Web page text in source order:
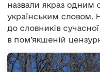
назвали якраз одним
українським словом.
до словників
в пом’якшеній